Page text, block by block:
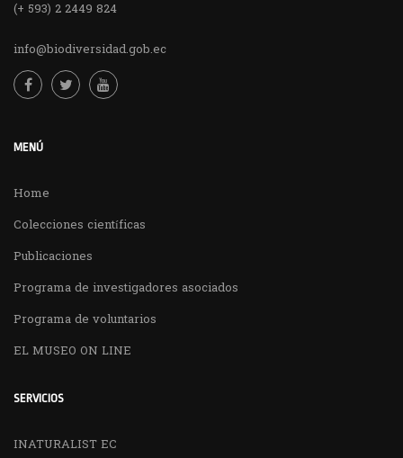
(+ 593) 2 2449 824
info@biodiversidad.gob.ec
MENÚ
Home
Colecciones científicas
Publicaciones
Programa de investigadores asociados
Programa de voluntarios
EL MUSEO ON LINE
SERVICIOS
INATURALIST EC